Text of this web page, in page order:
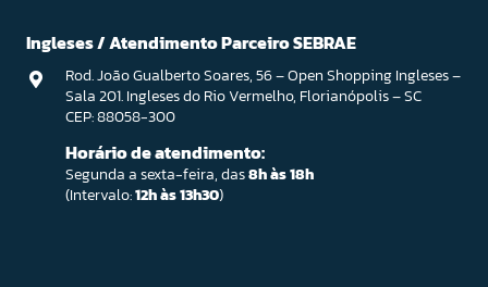
Ingleses / Atendimento Parceiro SEBRAE
Rod. João Gualberto Soares, 56 – Open Shopping Ingleses –
Sala 201. Ingleses do Rio Vermelho, Florianópolis – SC
CEP: 88058-300
Horário de atendimento:
Segunda a sexta-feira, das8h às 18h
(Intervalo:12h às 13h30)